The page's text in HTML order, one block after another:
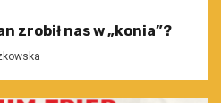
zrobił nas w „konia”?